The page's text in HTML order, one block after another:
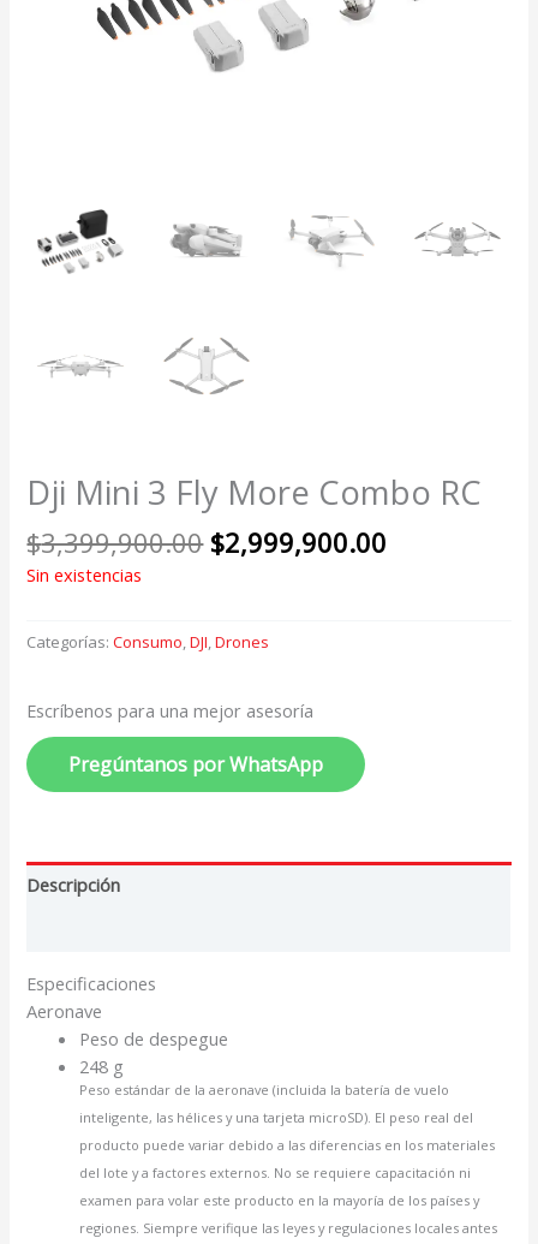
Dji Mini 3 Fly More Combo RC
$3,399,900.00 $2,999,900.00
Sin existencias
Categorías:Consumo,DJI,Drones
Escríbenos para una mejor asesoría
Pregúntanos por WhatsApp
Descripción
Especificaciones
Aeronave
Peso de despegue
248 g
Peso estándar de la aeronave (incluida la batería de vuelo
inteligente, las hélices y una tarjeta microSD). El peso real del
producto puede variar debido a las diferencias en los materiales
del lote y a factores externos. No se requiere capacitación ni
examen para volar este producto en la mayoría de los países y
regiones. Siempre verifique las leyes y regulaciones locales antes